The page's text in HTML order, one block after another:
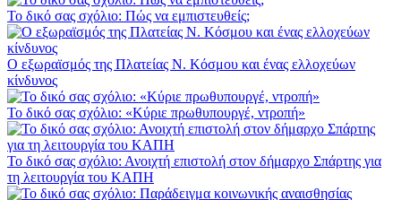
Το δικό σας σχόλιο: Πώς να εμπιστευθείς;
Ο εξωραϊσμός της Πλατείας Ν. Κόσμου και ένας ελλοχεύων
κίνδυνος
Το δικό σας σχόλιο: «Κύριε πρωθυπουργέ, ντροπή»
Το δικό σας σχόλιο: Ανοιχτή επιστολή στον δήμαρχο Σπάρτης για
τη λειτουργία του ΚΑΠΗ